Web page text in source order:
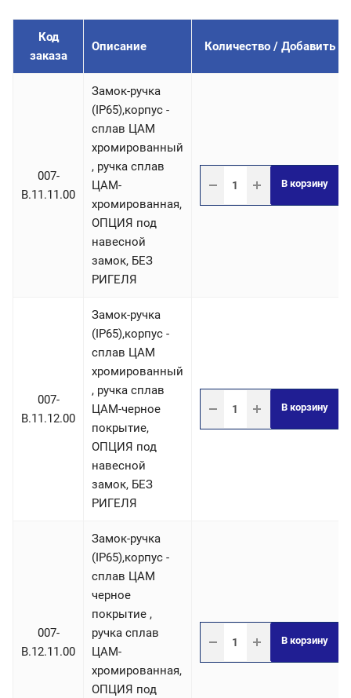
Код
заказа
Описание Количество / Добавить
007-
B.11.11.00
Замок-ручка
(IP65),корпус -
сплав ЦАМ
хромированный
, ручка сплав
ЦАМ-
хромированная,
ОПЦИЯ под
навесной
замок, БЕЗ
РИГЕЛЯ
В корзину
007-
B.11.12.00
Замок-ручка
(IP65),корпус -
сплав ЦАМ
хромированный
, ручка сплав
ЦАМ-черное
покрытие,
ОПЦИЯ под
навесной
замок, БЕЗ
РИГЕЛЯ
В корзину
007-
B.12.11.00
Замок-ручка
(IP65),корпус -
сплав ЦАМ
черное
покрытие ,
ручка сплав
ЦАМ-
хромированная,
ОПЦИЯ под
В корзину